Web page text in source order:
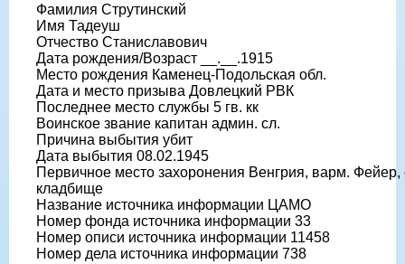
Фамилия Струтинский
Имя Тадеуш
Отчество Станиславович
Дата рождения/Возраст __.__.1915
Место рождения Каменец-Подольская обл.
Дата и место призыва Довлецкий РВК
Последнее место службы 5 гв. кк
Воинское звание капитан админ. сл.
Причина выбытия убит
Дата выбытия 08.02.1945
Первичное место захоронения Венгрия, варм. Фейер,
кладбище
Название источника информации ЦАМО
Номер фонда источника информации 33
Номер описи источника информации 11458
Номер дела источника информации 738